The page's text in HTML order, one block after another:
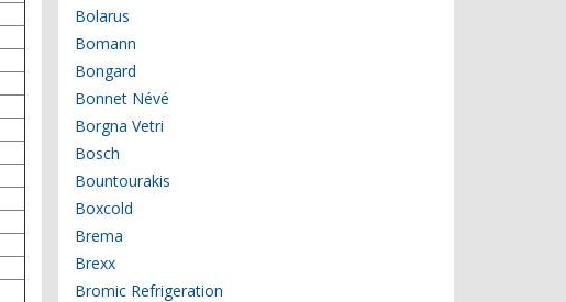
Bolarus
Bomann
Bongard
Bonnet Névé
Borgna Vetri
Bosch
Bountourakis
Boxcold
Brema
Brexx
Bromic Refrigeration